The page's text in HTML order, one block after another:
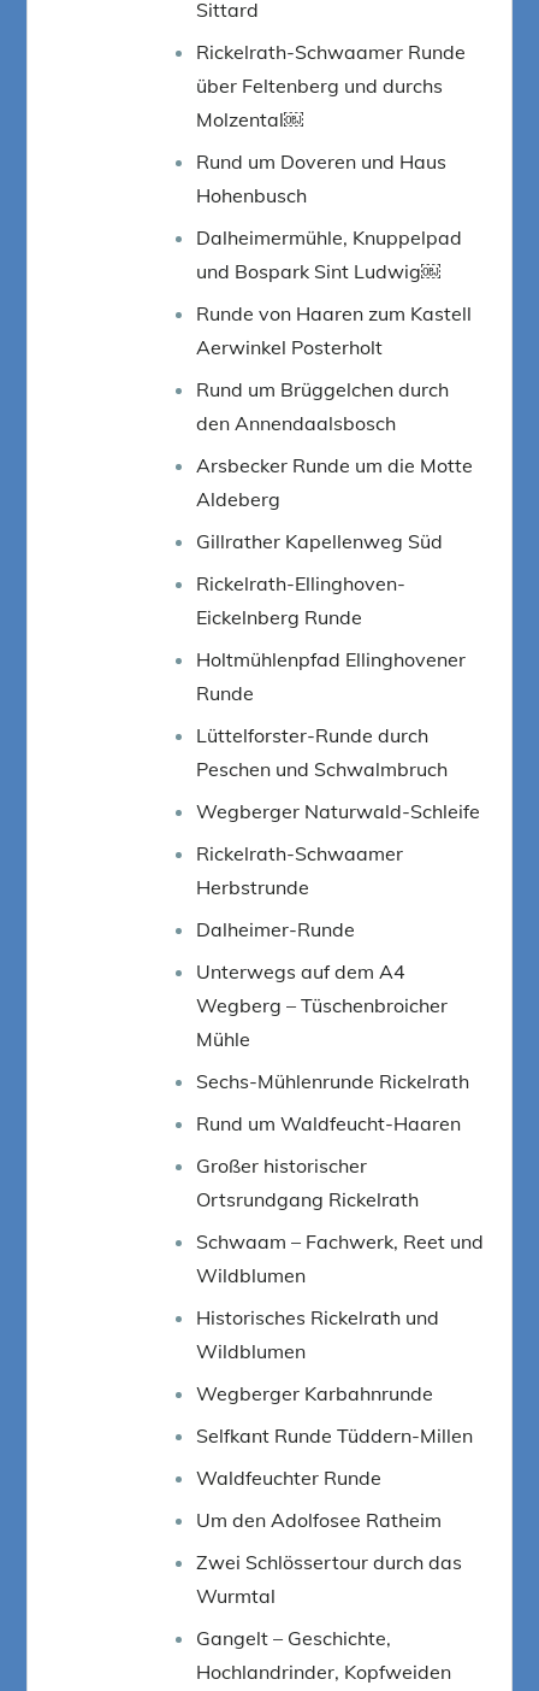
Sittard
Rickelrath-Schwaamer Runde
über Feltenberg und durchs
Molzental￼
Rund um Doveren und Haus
Hohenbusch
Dalheimermühle, Knuppelpad
und Bospark Sint Ludwig￼
Runde von Haaren zum Kastell
Aerwinkel Posterholt
Rund um Brüggelchen durch
den Annendaalsbosch
Arsbecker Runde um die Motte
Aldeberg
Gillrather Kapellenweg Süd
Rickelrath-Ellinghoven-
Eickelnberg Runde
Holtmühlenpfad Ellinghovener
Runde
Lüttelforster-Runde durch
Peschen und Schwalmbruch
Wegberger Naturwald-Schleife
Rickelrath-Schwaamer
Herbstrunde
Dalheimer-Runde
Unterwegs auf dem A4
Wegberg – Tüschenbroicher
Mühle
Sechs-Mühlenrunde Rickelrath
Rund um Waldfeucht-Haaren
Großer historischer
Ortsrundgang Rickelrath
Schwaam – Fachwerk, Reet und
Wildblumen
Historisches Rickelrath und
Wildblumen
Wegberger Karbahnrunde
Selfkant Runde Tüddern-Millen
Waldfeuchter Runde
Um den Adolfosee Ratheim
Zwei Schlössertour durch das
Wurmtal
Gangelt – Geschichte,
Hochlandrinder, Kopfweiden